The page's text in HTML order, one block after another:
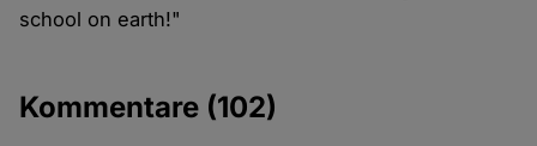
school on earth!"
Kommentare (102)